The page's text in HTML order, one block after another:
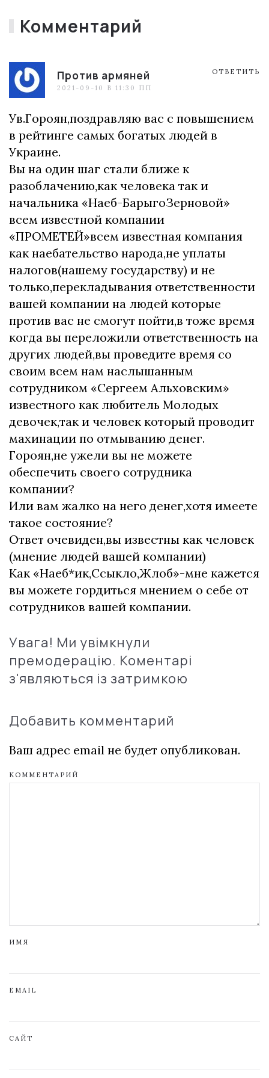
Комментарий
Против армяней
2021-09-10 В 11:30 ПП
ОТВЕТИТЬ
Ув.Гороян,поздравляю вас с повышением
в рейтинге самых богатых людей в
Украине.
Вы на один шаг стали ближе к
разоблачению,как человека так и
начальника «Наеб-БарыгоЗерновой»
всем известной компании
«ПРОМЕТЕЙ»всем известная компания
как наебательство народа,не уплаты
налогов(нашему государству) и не
только,перекладывания ответственности
вашей компании на людей которые
против вас не смогут пойти,в тоже время
когда вы переложили ответственность на
других людей,вы проведите время со
своим всем нам наслышанным
сотрудником «Сергеем Альховским»
известного как любитель Молодых
девочек,так и человек который проводит
махинации по отмыванию денег.
Гороян,не ужели вы не можете
обеспечить своего сотрудника
компании?
Или вам жалко на него денег,хотя имеете
такое состояние?
Ответ очевиден,вы известны как человек
(мнение людей вашей компании)
Как «Наеб*ик,Ссыкло,Жлоб»-мне кажется
вы можете гордиться мнением о себе от
сотрудников вашей компании.
Увага! Ми увімкнули
премодерацію. Коментарі
з'являються із затримкою
Добавить комментарий
Ваш адрес email не будет опубликован.
КОММЕНТАРИЙ
ИМЯ
EMAIL
САЙТ